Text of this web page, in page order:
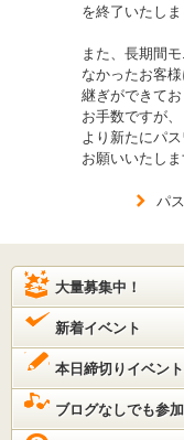
を終了いたしま
また、長期間
なかったお客
継ぎができてお
お手数ですが
より新たにパ
お願いいたしま
パ
大量募集中！
新着イベント
本日締切りイベント
ブログなしでも参